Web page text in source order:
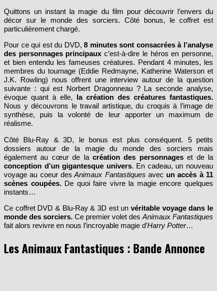
décor sur le monde des sorciers. Côté bonus, le coffret est
particulièrement chargé.
Pour ce qui est du DVD,
des personnages principauxc’est-à-dire le héros en personne,
et bien entendu les fameuses créatures. Pendant 4 minutes, les
membres du tournage (Eddie Redmayne, Katherine Waterson et
J.K. Rowling) nous offrent une interview autour de la question
suivante : qui est Norbert Dragonneau ? La seconde analyse,
évoque quant à elle,la création des créatures fantastiques.
Nous y découvrons le travail artistique, du croquis à l’image de
synthèse, puis la volonté de leur apporter un maximum de
réalisme.
Côté Blu-Ray & 3D, le bonus est plus conséquent. 5 petits
dossiers autour de la magie du monde des sorciers mais
également au cœur de lacréation des personnageset de la
conception d’un gigantesque univers. En cadeau, un nouveau
voyage au coeur desAnimaux Fantastiques avecun accès à 11
scènes coupées.De quoi faire vivre la magie encore quelques
instants…
Ce coffret DVD & Blu-Ray & 3D est un
monde des sorciers. Ce premier volet desAnimaux Fantastiques
fait alors revivre en nous l’incroyable magie d’Harry Potter…